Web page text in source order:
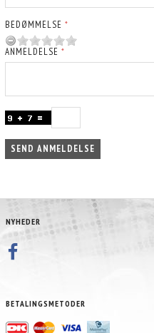
BEDØMMELSE
ANMELDELSE
SEND ANMELDELSE
NYHEDER
BETALINGSMETODER